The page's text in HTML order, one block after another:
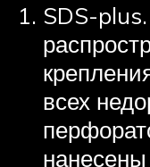
SDS-
всех